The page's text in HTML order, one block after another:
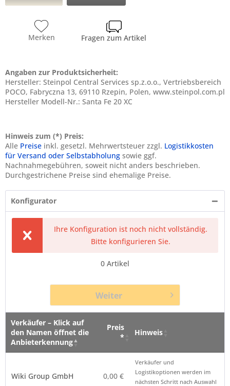
Merken Fragen zum Artikel
Angaben zur Produktsicherheit:
Hersteller: Steinpol Central Services sp.z.o.o., Vertriebsbereich
POCO, Fabryczna 13, 69110 Rzepin, Polen, www.steinpol.com.pl
Hersteller Modell-Nr.: Santa Fe 20 XC
Hinweis zum (*) Preis:
Alle Preise inkl. gesetzl. Mehrwertsteuer zzgl. Logistikkosten
für Versand oder Selbstabholung sowie ggf.
Nachnahmegebühren, soweit nicht anders beschrieben.
Durchgestrichene Preise sind ehemalige Preise.
Konfigurator
Ihre Konfiguration ist noch nicht vollständig.
Bitte konfigurieren Sie.
0 Artikel
Weiter
Verkäufer – Klick auf
den Namen öffnet die
Anbieterkennung
Preis
*
Hinweis
Anbieterkennung
Wiki Group GmbH
0,00 €
Verkäufer und
Logistikoptionen werden im
nächsten Schritt nach Auswahl